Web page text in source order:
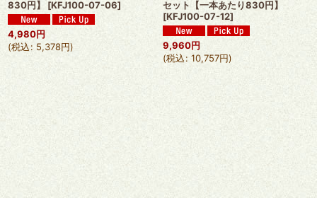
830円】 [KFJ100-07-06]
4,980円
(税込: 5,378円)
セット【一本あたり830円】
[KFJ100-07-12]
9,960円
(税込: 10,757円)